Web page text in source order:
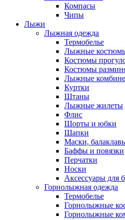
Компасы
Чипы
Лыжи
Лыжная одежда
Термобелье
Лыжные
Костюмы
Костюмы
Лыжные
Куртки
Штаны
Лыжные жилеты
Флис
Шорты и юбки
Шапки
Маски,
Баффы и повязки
Перчатки
Носки
Аксессуары для
Горнолыжная одежда
Термобелье
Горнолыжные
Горнолыжные